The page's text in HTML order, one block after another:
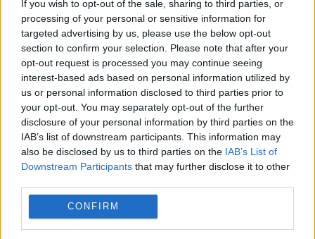
If you wish to opt-out of the sale, sharing to third parties, or
processing of your personal or sensitive information for
targeted advertising by us, please use the below opt-out
section to confirm your selection. Please note that after your
opt-out request is processed you may continue seeing
interest-based ads based on personal information utilized by
us or personal information disclosed to third parties prior to
your opt-out. You may separately opt-out of the further
disclosure of your personal information by third parties on the
IAB’s list of downstream participants. This information may
also be disclosed by us to third parties on the IAB’s List of
Downstream Participants that may further disclose it to other
CONFIRM